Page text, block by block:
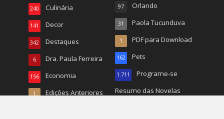
Culinária
240
Decor
141
Destaques
342
Dra. Paula Ferreira
6
Economia
156
Edições Anteriores
1
Orlando
97
Paola Tucunduva
31
PDF para Download
1
Pets
162
Programe-se
1.711
Resumo das Novelas